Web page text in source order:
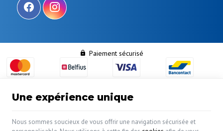
Paiement sécurisé
| N° d'entreprise : 0460.413.765 |Mentions légales &
Une expérience unique
Nous sommes soucieux de vous offrir une navigation sécurisée et